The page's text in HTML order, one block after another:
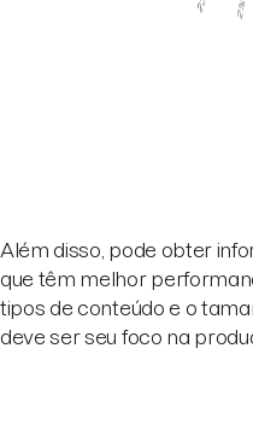
Além disso, pode obter
que têm melhor
tipos de conteúdo e o
deve ser seu foco na